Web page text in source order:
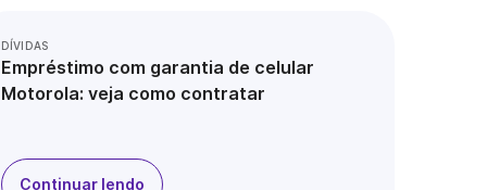
DÍVIDAS
Empréstimo com garantia de celular
Motorola: veja como contratar
Continuar lendo